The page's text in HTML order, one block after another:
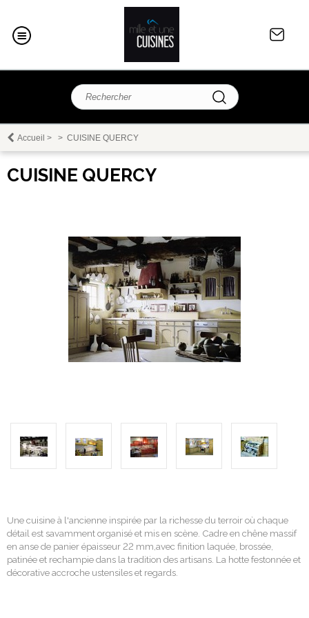
Accueil > > CUISINE QUERCY
CUISINE QUERCY
Une cuisine à l'ancienne inspirée par la richesse du terroir où chaque
détail est savamment organisé et mis en scène. Cadre en chêne massif
en anse de panier épaisseur 22 mm,avec finition laquée, brossée,
patinée et rechampie dans la tradition des artisans. La hotte festonnée et
décorative accroche ustensiles et regards.